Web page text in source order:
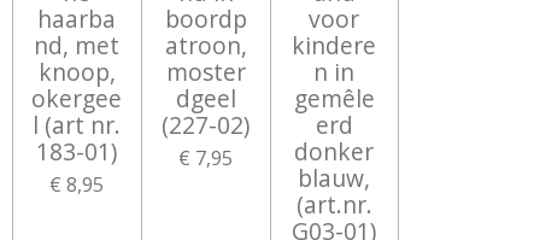
haarba
nd, met
knoop,
okergee
l (art nr.
183-01)
€ 8,95
boordp
atroon,
moster
dgeel
(227-02)
€ 7,95
voor
kindere
n in
gemêle
erd
donker
blauw,
(art.nr.
G03-01)